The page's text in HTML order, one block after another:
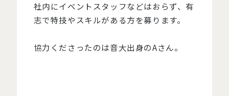
社内にイベントスタッフなどはおらず、有
志で特技やスキルがある方を募ります。
協力くださったのは音大出身のAさん。